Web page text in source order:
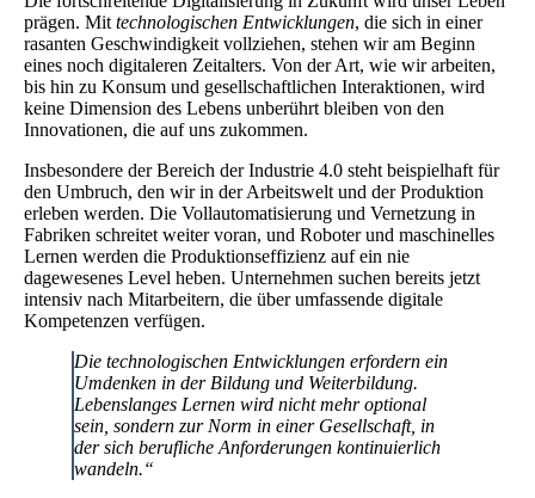
prägen. Mit technologischen Entwicklungen, die sich in einer
rasanten Geschwindigkeit vollziehen, stehen wir am Beginn
eines noch digitaleren Zeitalters. Von der Art, wie wir arbeiten,
bis hin zu Konsum und gesellschaftlichen Interaktionen, wird
keine Dimension des Lebens unberührt bleiben von den
Innovationen, die auf uns zukommen.
Insbesondere der Bereich der Industrie 4.0 steht beispielhaft für
den Umbruch, den wir in der Arbeitswelt und der Produktion
erleben werden. Die Vollautomatisierung und Vernetzung in
Fabriken schreitet weiter voran, und Roboter und maschinelles
Lernen werden die Produktionseffizienz auf ein nie
dagewesenes Level heben. Unternehmen suchen bereits jetzt
intensiv nach Mitarbeitern, die über umfassende digitale
Kompetenzen verfügen.
Die technologischen Entwicklungen erfordern ein
Umdenken in der Bildung und Weiterbildung.
Lebenslanges Lernen wird nicht mehr optional
sein, sondern zur Norm in einer Gesellschaft, in
der sich berufliche Anforderungen kontinuierlich
wandeln.“